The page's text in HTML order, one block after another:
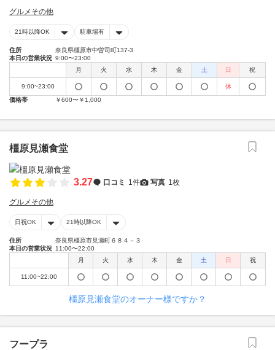
グルメその他
21時以降OK 駐車場有
住所
奈良県橿原市中曽司町137-3
本日の営業状況 9:00〜23:00
月
火 水 木 金 土 日 祝
9:00~23:00
休
価格帯
￥600〜￥1,000
橿原見瀬食堂
3.27 口コミ 1件 写真 1枚
グルメその他
日祝OK 21時以降OK
住所
奈良県橿原市見瀬町６８４－３
本日の営業状況 11:00〜22:00
月
火 水 木 金 土 日 祝
11:00~22:00
橿原見瀬食堂のオーナー様ですか？
フープラ